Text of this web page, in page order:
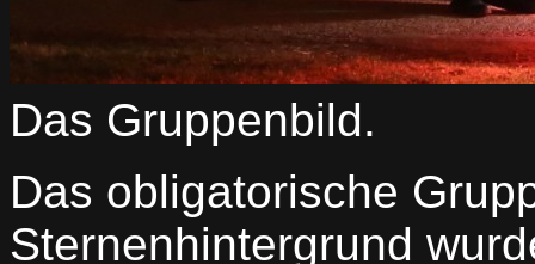
Das Gruppenbild.
Das obligatorische
Sternenhintergrund